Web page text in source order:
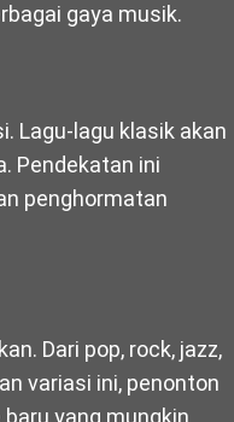
gaya musik.
Lagu-lagu klasik akan
Pendekatan ini
penghormatan
Dari pop, rock, jazz,
variasi ini, penonton
yang mungkin